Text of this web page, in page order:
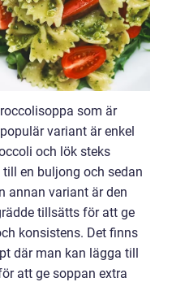
som är
variant är enkel
och lök steks
en buljong och sedan
annan variant är den
tillsätts för att ge
konsistens. Det finns
där man kan lägga till
att ge soppan extra